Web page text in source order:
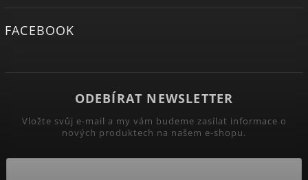
FACEBOOK
ODEBÍRAT NEWSLETTER
Vložte svůj e-mail a my vám budeme zasílat informace o
nových produktech na našem e-shopu.